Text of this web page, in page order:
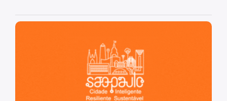
São Paulo, cidade inteligente, resiliente e sustentável